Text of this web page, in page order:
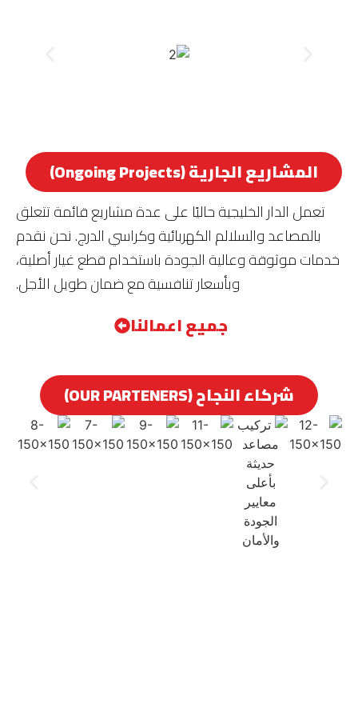
المشاريع الجارية (Ongoing Projects)
تعمل الدار الخليجية حاليًا على عدة مشاريع قائمة تتعلق
بالمصاعد والسلالم الكهربائية وكراسي الدرج. نحن نقدم
خدمات موثوقة وعالية الجودة باستخدام قطع غيار أصلية،
وبأسعار تنافسية مع ضمان طويل الأجل.
جميع اعمالنا
شركاء النجاح (OUR PARTENERS)